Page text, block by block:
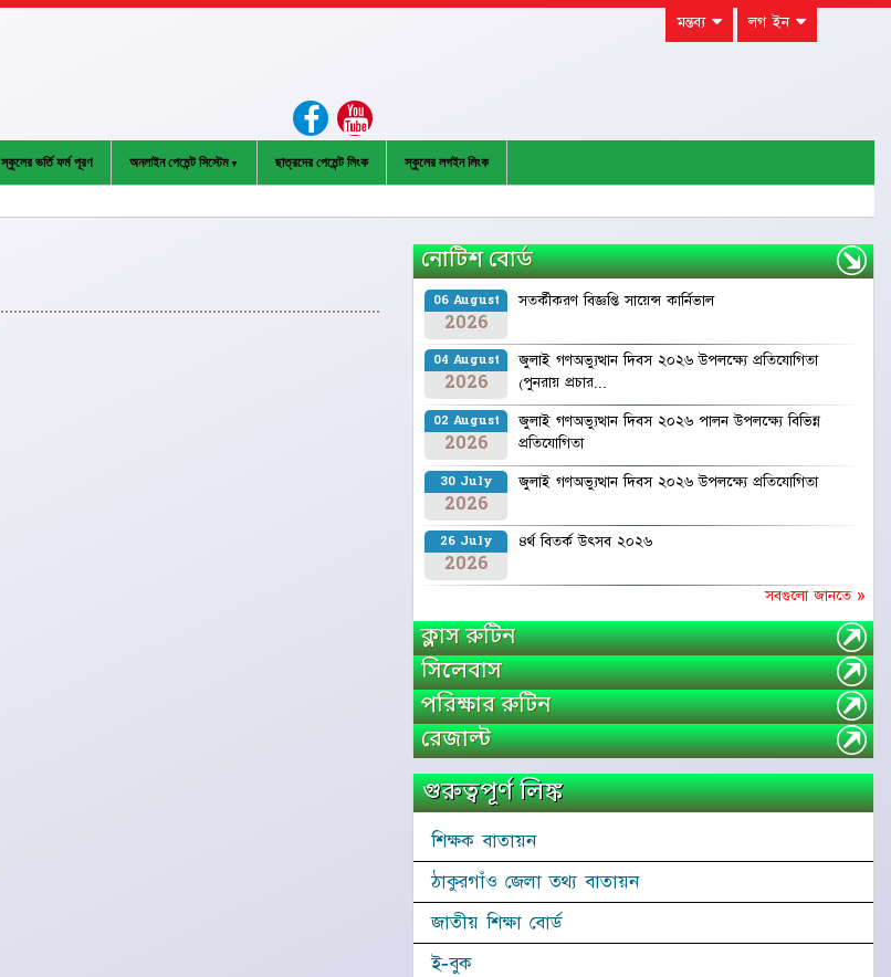
মন্তব্য লগ ইন
স্কুলের ভর্তি ফর্ম পূরণ অনলাইন পেমেন্ট সিস্টেম ছাত্রদের পেমেন্ট লিংক স্কুলের লগইন লিংক
নোটিশ বোর্ড
06 August
2026
সতর্কীকরণ বিজ্ঞপ্তি ‍সায়েন্স কার্নিভাল
04 August
2026
জুলাই গণঅভ্যুত্থান দিবস ২০২৬ উপলক্ষ্যে প্রতিযোগিতা
(পুনরায় প্রচার...
02 August
2026
জুলাই গণঅভ্যুত্থান দিবস ২০২৬ পালন উপলক্ষ্যে বিভিন্ন
প্রতিযোগিতা
30 July
2026
জুলাই গণঅভ্যুত্থান দিবস ২০২৬ উপলক্ষ্যে প্রতিযোগিতা
26 July
2026
৪র্থ বিতর্ক উৎসব ২০২৬
সবগুলো জানতে »
ক্লাস রুটিন
সিলেবাস
পরিক্ষার রুটিন
রেজাল্ট
গুরুত্বপূর্ণ লিঙ্ক
শিক্ষক বাতায়ন
ঠাকুরগাঁও জেলা তথ্য বাতায়ন
জাতীয় শিক্ষা বোর্ড
ই-বুক